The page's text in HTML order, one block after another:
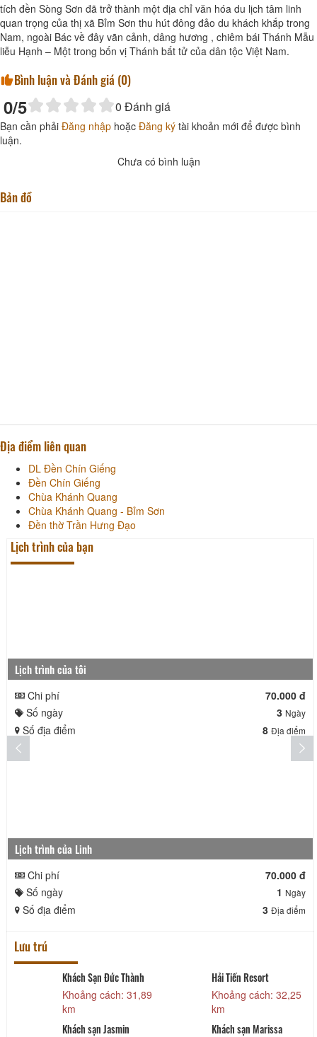
tích đền Sòng Sơn đã trở thành một địa chỉ văn hóa du lịch tâm linh
quan trọng của thị xã Bỉm Sơn thu hút đông đảo du khách khắp trong
Nam, ngoài Bác về đây vãn cảnh, dâng hương , chiêm bái Thánh Mẫu
liễu Hạnh – Một trong bốn vị Thánh bất tử của dân tộc Việt Nam.
Bình luận và Đánh giá (0)
0/5 0 Đánh giá
Bạn cần phải Đăng nhập hoặc Đăng ký tài khoản mới để được bình
luận.
Chưa có bình luận
Bản đồ
Địa điểm liên quan
DL Đền Chín Giếng
Đền Chín Giếng
Chùa Khánh Quang
Chùa Khánh Quang - Bỉm Sơn
Đền thờ Trần Hưng Đạo
Lịch trình của bạn
Lịch trình của tôi
Chi phí
70.000 đ
Số ngày
3 Ngày
Số địa điểm 8 Địa điểm
Lịch trình của Linh
Chi phí
70.000 đ
Số ngày
1 Ngày
Số địa điểm 3 Địa điểm
Lưu trú
Hải Tiến Resort
Khoảng cách: 32,25
km
Khách sạn Marissa
Khách sạn NB Hoàng
Gia
Khoảng cách: 35,30
km